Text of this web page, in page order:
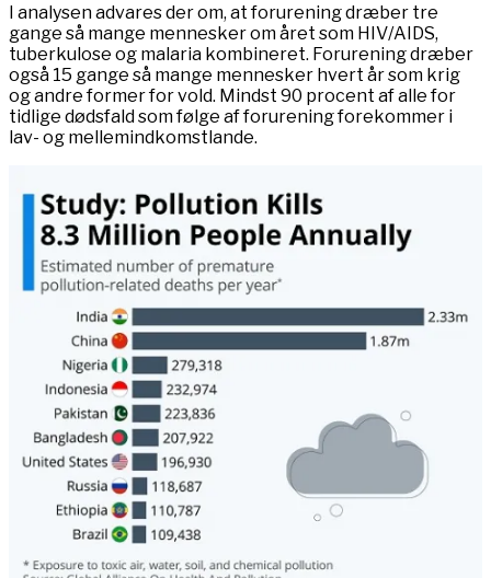
I analysen advares der om, at forurening dræber tre
gange så mange mennesker om året som HIV/AIDS,
tuberkulose og malaria kombineret. Forurening dræber
også 15 gange så mange mennesker hvert år som krig
og andre former for vold. Mindst 90 procent af alle for
tidlige dødsfald som følge af forurening forekommer i
lav- og mellemindkomstlande.